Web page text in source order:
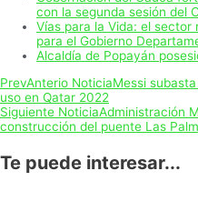
con la segunda sesión del
Vías para la Vida: el sector
para el Gobierno
Alcaldía de Popayán
PrevAnterio NoticiaMessi
uso en Qatar 2022
Siguiente NoticiaAdministración
construcción del puente Las
Te puede interesar...